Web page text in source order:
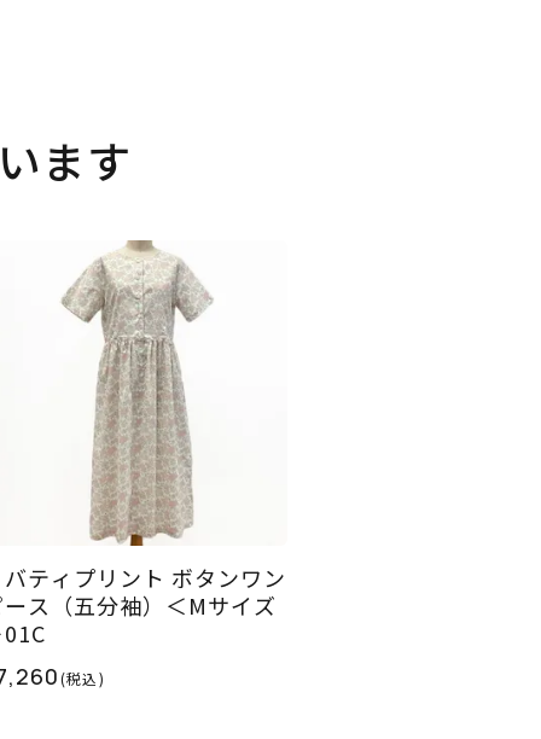
ます
バティプリント ボタンワン
ース（五分袖）＜Mサイズ
01C
(税込)